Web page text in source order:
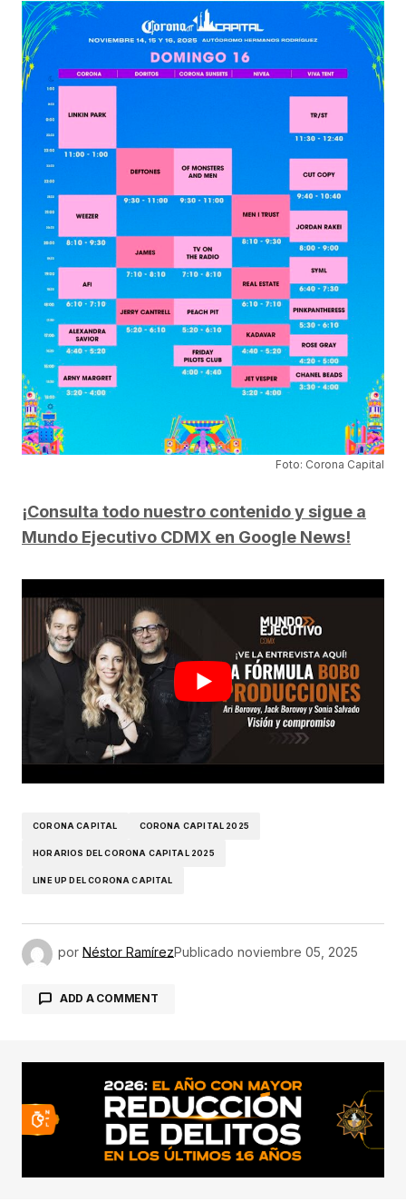
Foto: Corona Capital
¡Consulta todo nuestro contenido y sigue a
Mundo Ejecutivo CDMX en Google News!
CORONA CAPITAL CORONA CAPITAL 2025
HORARIOS DEL CORONA CAPITAL 2025
LINE UP DEL CORONA CAPITAL
por Néstor RamírezPublicado noviembre 05, 2025
ADD A COMMENT
conectado